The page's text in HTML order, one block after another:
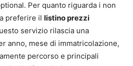
Per quanto riguarda i non
preferire il listino prezzi
servizio rilascia una
anno, mese di immatricolazione,
percorso e principali